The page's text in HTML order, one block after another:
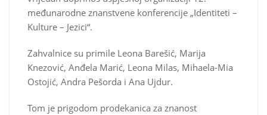
međunarodne znanstvene konferencije „Identiteti –
Kulture – Jezici“.
Zahvalnice su primile Leona Barešić, Marija
Knezović, Anđela Marić, Leona Milas, Mihaela-Mia
Ostojić, Andra Pešorda i Ana Ujdur.
Tom je prigodom prodekanica za znanost